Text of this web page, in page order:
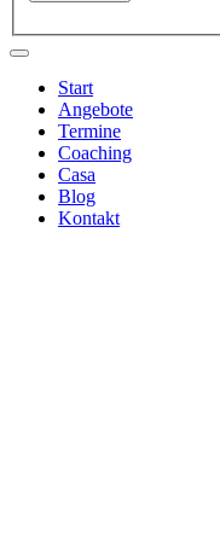
Start
Angebote
Termine
Coaching
Casa
Blog
Kontakt